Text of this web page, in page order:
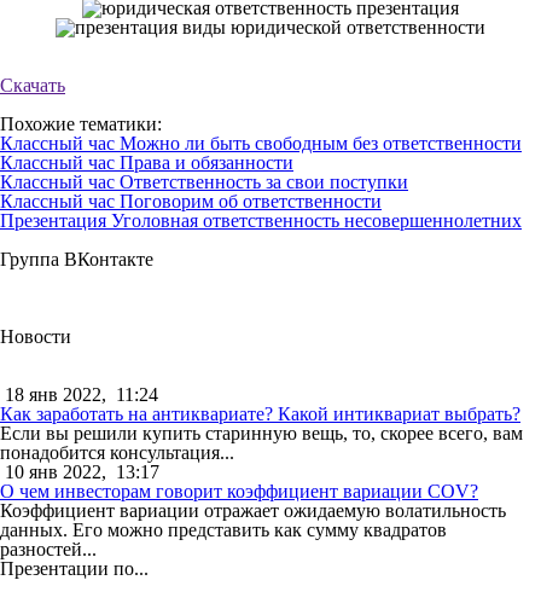
Скачать
Похожие тематики:
Классный час Можно ли быть свободным без ответственности
Классный час Права и обязанности
Классный час Ответственность за свои поступки
Классный час Поговорим об ответственности
Презентация Уголовная ответственность несовершеннолетних
Группа ВКонтакте
Новости
18 янв 2022, 11:24
Как заработать на антиквариате? Какой интиквариат выбрать?
Если вы решили купить старинную вещь, то, скорее всего, вам
понадобится консультация...
10 янв 2022, 13:17
О чем инвесторам говорит коэффициент вариации COV?
Коэффициент вариации отражает ожидаемую волатильность
данных. Его можно представить как сумму квадратов
разностей...
Презентации по...